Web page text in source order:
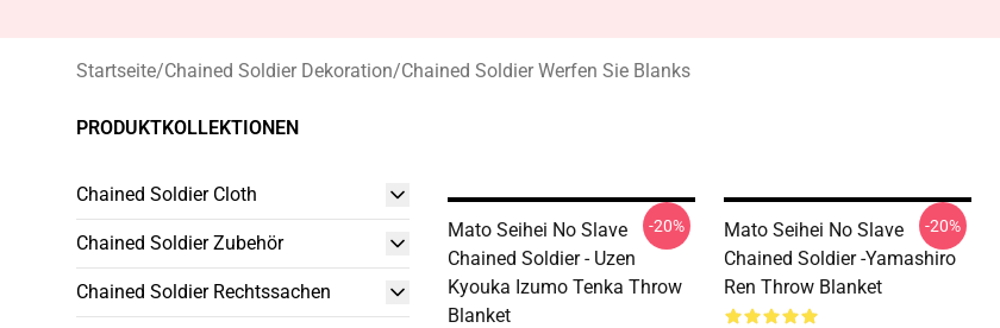
Startseite/Chained Soldier Dekoration/Chained Soldier Werfen Sie Blanks
PRODUKTKOLLEKTIONEN
Chained Soldier Cloth
Chained Soldier Zubehör
Chained Soldier Rechtssachen
Mato Seihei No Slave
Chained Soldier - Uzen
Kyouka Izumo Tenka Throw
Blanket
-20%
Mato Seihei No Slave
Chained Soldier -Yamashiro
Ren Throw Blanket
-20%